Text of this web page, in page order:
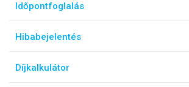
Időpontfoglalás
Hibabejelentés
Díjkalkulátor